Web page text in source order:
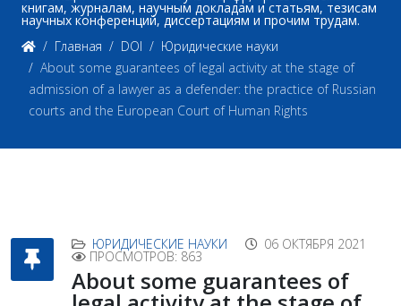
книгам, журналам, научным докладам и статьям, тезисам
научных конференций, диссертациям и прочим трудам.
Главная
DOI
Юридические науки
About some guarantees of legal activity at the stage of
admission of a lawyer as a defender: the practice of Russian
courts and the European Court of Human Rights
ЮРИДИЧЕСКИЕ НАУКИ 06 ОКТЯБРЯ 2021
ПРОСМОТРОВ: 863
About some guarantees of